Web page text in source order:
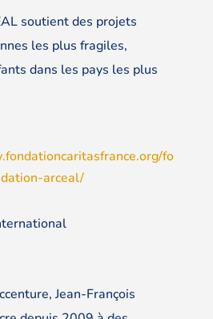
soutient des projets
les plus fragiles,
dans les pays les plus
fo
arceal/
Jean-François